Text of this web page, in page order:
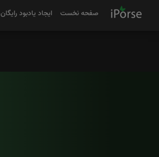
صفحه نخست ایجاد یادبود رایگان